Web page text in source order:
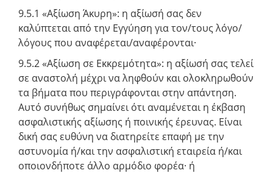
9.5.1 «Αξίωση Άκυρη»: η αξίωσή σας δεν
καλύπτεται από την Εγγύηση για τον/τους λόγο/
λόγους που αναφέρεται/αναφέρονται·
9.5.2 «Αξίωση σε Εκκρεμότητα»: η αξίωσή σας τελεί
σε αναστολή μέχρι να ληφθούν και ολοκληρωθούν
τα βήματα που περιγράφονται στην απάντηση.
Αυτό συνήθως σημαίνει ότι αναμένεται η έκβαση
ασφαλιστικής αξίωσης ή ποινικής έρευνας. Είναι
δική σας ευθύνη να διατηρείτε επαφή με την
αστυνομία ή/και την ασφαλιστική εταιρεία ή/και
οποιονδήποτε άλλο αρμόδιο φορέα· ή